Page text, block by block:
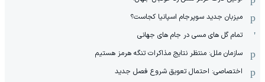
میزبان جدید سوپرجام اسپانیا کجاست؟
تمام گل های مسی در جام های جهانی
سازمان ملل: منتظر نتایج مذاکرات تنگه هرمز هستیم
اختصاصی: احتمال تعویق شروع فصل جدید